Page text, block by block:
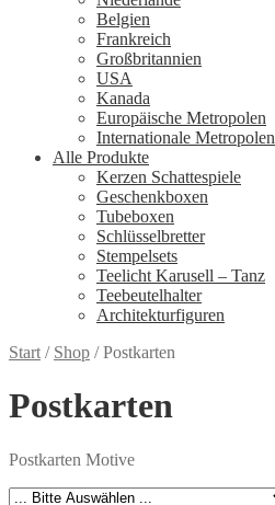
Belgien
Frankreich
Großbritannien
USA
Kanada
Europäische Metropolen
Internationale Metropolen
Alle Produkte
Kerzen Schattespiele
Geschenkboxen
Tubeboxen
Schlüsselbretter
Stempelsets
Teelicht Karusell – Tanz
Teebeutelhalter
Architekturfiguren
Start / Shop /Postkarten
Postkarten
Postkarten Motive